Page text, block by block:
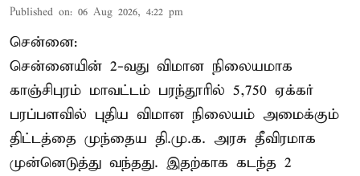
Published on: 06 Aug 2026, 4:22 pm
சென்னை:
சென்னையின் 2-வது விமான நிலையமாக
காஞ்சிபுரம் மாவட்டம் பரந்தூரில் 5,750 ஏக்கர்
பரப்பளவில் புதிய விமான நிலையம் அமைக்கும்
திட்டத்தை முந்தைய தி.மு.க. அரசு தீவிரமாக
முன்னெடுத்து வந்தது. இதற்காக கடந்த 2